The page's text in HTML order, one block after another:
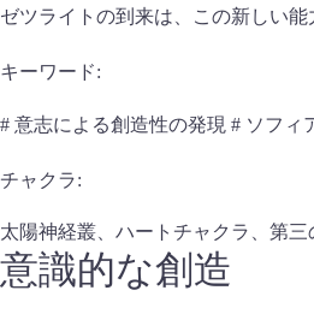
ゼツライトの到来は、この新しい
キーワード:
# 意志による創造性の発現 # ソフィ
チャクラ:
太陽神経叢、ハートチャクラ、第
意識的な創造